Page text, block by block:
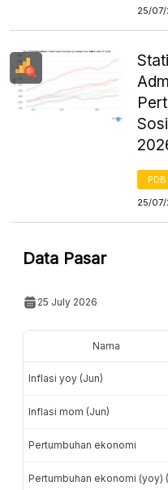
25/07/
PDB
25/07/
Data Pasar
25 July 2026
Nama
Inflasi yoy (Jun)
Inflasi mom (Jun)
Pertumbuhan ekonomi
Pertumbuhan ekonomi (yoy)